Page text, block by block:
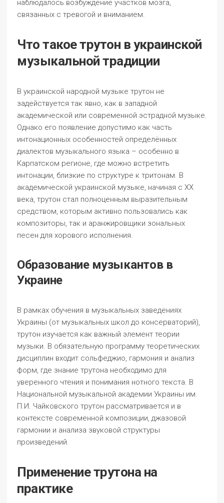
наблюдалось возбуждение участков мозга,
связанных с тревогой и вниманием.
Что такое трутон в украинской
музыкальной традиции
В украинской народной музыке трутон не
задействуется так явно, как в западной
академической или современной эстрадной музыке.
Однако его появление допустимо как часть
интонационных особенностей определённых
диалектов музыкального языка – особенно в
Карпатском регионе, где можно встретить
интонации, близкие по структуре к тритонам. В
академической украинской музыке, начиная с ХХ
века, трутон стал полноценным выразительным
средством, которым активно пользовались как
композиторы, так и аранжировщики зональных
песен для хорового исполнения.
Образование музыкантов в
Украине
В рамках обучения в музыкальных заведениях
Украины (от музыкальных школ до консерваторий),
трутон изучается как важный элемент теории
музыки. В обязательную программу теоретических
дисциплин входит сольфеджио, гармония и анализ
форм, где знание трутона необходимо для
уверенного чтения и понимания нотного текста. В
Национальной музыкальной академии Украины им.
П.И. Чайковского трутон рассматривается и в
контексте современной композиции, джазовой
гармонии и анализа звуковой структуры
произведений.
Применение трутона на
практике